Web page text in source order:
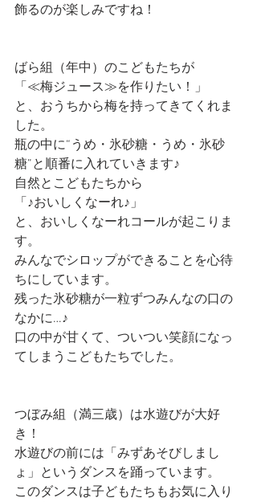
飾るのが楽しみですね！
ばら組（年中）のこどもたちが
「≪梅ジュース≫を作りたい！」
と、おうちから梅を持ってきてくれま
した。
瓶の中に“うめ・氷砂糖・うめ・氷砂
糖”と順番に入れていきます♪
自然とこどもたちから
「♪おいしくなーれ♪」
と、おいしくなーれコールが起こりま
す。
みんなでシロップができることを心待
ちにしています。
残った氷砂糖が一粒ずつみんなの口の
なかに…♪
口の中が甘くて、ついつい笑顔になっ
てしまうこどもたちでした。
つぼみ組（満三歳）は水遊びが大好
き！
水遊びの前には「みずあそびしまし
ょ」というダンスを踊っています。
このダンスは子どもたちもお気に入り